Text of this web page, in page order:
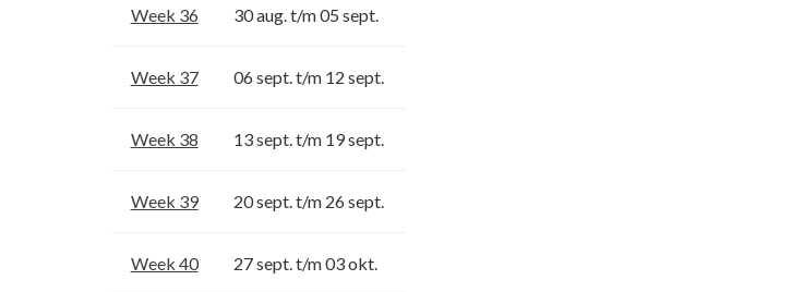
Week 36 30 aug. t/m 05 sept.
Week 37 06 sept. t/m 12 sept.
Week 38 13 sept. t/m 19 sept.
Week 39 20 sept. t/m 26 sept.
Week 40 27 sept. t/m 03 okt.